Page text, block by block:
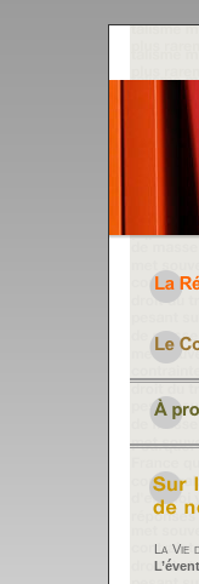
La Vie